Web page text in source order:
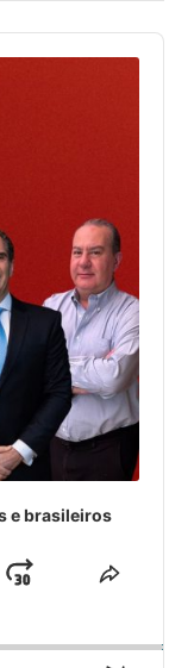
e brasileiros
JUMP